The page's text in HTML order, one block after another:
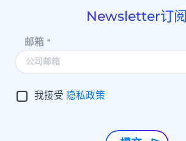
Newsletter订阅
邮箱*
我接受 隐私政策